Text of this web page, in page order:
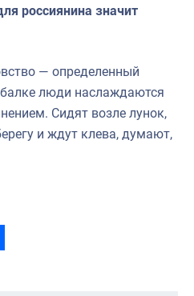
россиянина значит
— определенный
люди наслаждаются
Сидят возле лунок,
и ждут клева, думают,